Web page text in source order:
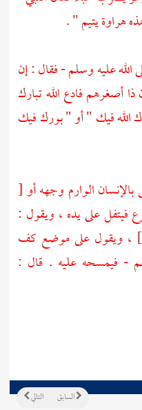
هراوة يتيم " .
الله عليه وسلم - فقال : إن
أصغرهم فادع الله تبارك
الله فيك " أو " بورك فيك
الوارم وجهه أو[
فيتفل على يده ، ويقول :
] ، ويقول على موضع كف
- فيمسحه عليه . قال :
التالي السابق